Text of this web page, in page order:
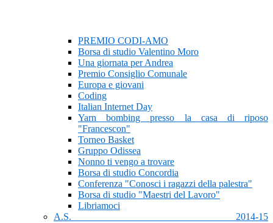
PREMIO CODI-AMO
Borsa di studio Valentino Moro
Una giornata per Andrea
Premio Consiglio Comunale
Europa e giovani
Coding
Italian Internet Day
Yarn bombing presso la casa di riposo
"Francescon"
Torneo Basket
Gruppo Odissea
Nonno ti vengo a trovare
Borsa di studio Concordia
Conferenza "Conosci i ragazzi della palestra"
Borsa di studio "Maestri del Lavoro"
Libriamoci
A.S. 2014-15